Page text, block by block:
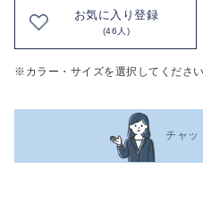
お気に入り登録
(46人)
※カラー・サイズを選択してください
チャッ